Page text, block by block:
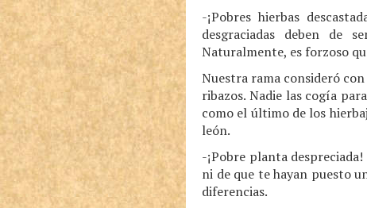
-¡Pobres hierbas
desgraciadas deben de
Naturalmente, es forzoso
Nuestra rama consideró
ribazos. Nadie las cogía
como el último de los
león.
-¡Pobre planta
ni de que te hayan puesto
diferencias.